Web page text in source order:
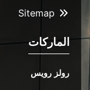
الماركات
رولز رويس